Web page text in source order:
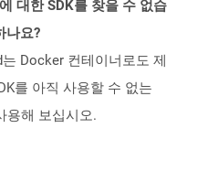
대한 SDK를 찾을 수 없습
나요?
Docker 컨테이너로도 제
를 아직 사용할 수 없는
용해 보십시오.